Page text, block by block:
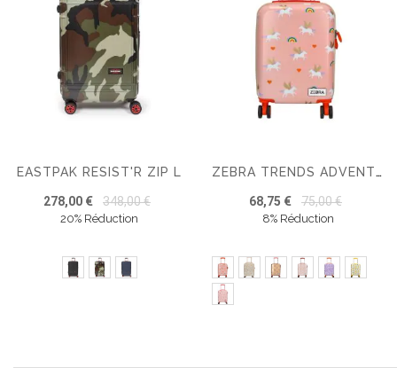
EASTPAK RESIST'R ZIP L
278,00 € 348,00 €
20% Réduction
ZEBRA TRENDS ADVENTURE VALISE ENFANT FILLE
68,75 € 75,00 €
8% Réduction